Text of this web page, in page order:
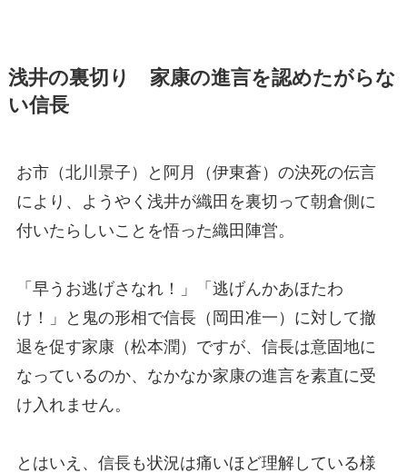
浅井の裏切り 家康の進言を認めたがらな
い信長
お市（北川景子）と阿月（伊東蒼）の決死の伝言
により、ようやく浅井が織田を裏切って朝倉側に
付いたらしいことを悟った織田陣営。
「早うお逃げさなれ！」「逃げんかあほたわ
け！」と鬼の形相で信長（岡田准一）に対して撤
退を促す家康（松本潤）ですが、信長は意固地に
なっているのか、なかなか家康の進言を素直に受
け入れません。
とはいえ、信長も状況は痛いほど理解している様